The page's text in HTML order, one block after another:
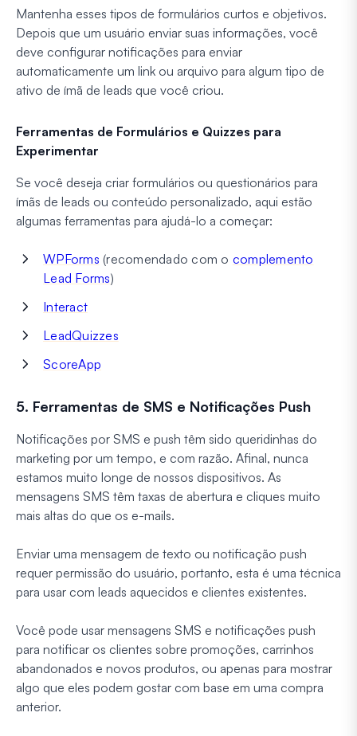
Mantenha esses tipos de formulários curtos e objetivos.
Depois que um usuário enviar suas informações, você
deve configurar notificações para enviar
automaticamente um link ou arquivo para algum tipo de
ativo de ímã de leads que você criou.
Ferramentas de Formulários e Quizzes para
Experimentar
Se você deseja criar formulários ou questionários para
ímãs de leads ou conteúdo personalizado, aqui estão
algumas ferramentas para ajudá-lo a começar:
WPForms (recomendado com o complemento
Lead Forms)
Interact
LeadQuizzes
ScoreApp
5. Ferramentas de SMS e Notificações Push
Notificações por SMS e push têm sido queridinhas do
marketing por um tempo, e com razão. Afinal, nunca
estamos muito longe de nossos dispositivos. As
mensagens SMS têm taxas de abertura e cliques muito
mais altas do que os e-mails.
Enviar uma mensagem de texto ou notificação push
requer permissão do usuário, portanto, esta é uma técnica
para usar com leads aquecidos e clientes existentes.
Você pode usar mensagens SMS e notificações push
para notificar os clientes sobre promoções, carrinhos
abandonados e novos produtos, ou apenas para mostrar
algo que eles podem gostar com base em uma compra
anterior.